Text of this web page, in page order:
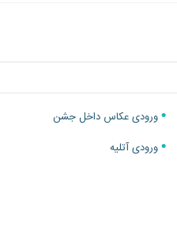
ورودی عکاس داخل جشن
ورودی آتلیه